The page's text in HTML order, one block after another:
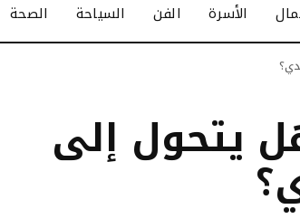
الأسرة الفن السياحة الصحة
يتحول إلى